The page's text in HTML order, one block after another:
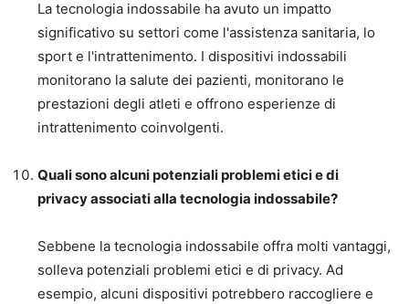
La tecnologia indossabile ha avuto un impatto
significativo su settori come l'assistenza sanitaria, lo
sport e l'intrattenimento. I dispositivi indossabili
monitorano la salute dei pazienti, monitorano le
prestazioni degli atleti e offrono esperienze di
intrattenimento coinvolgenti.
Quali sono alcuni potenziali problemi etici e di
privacy associati alla tecnologia indossabile?
Sebbene la tecnologia indossabile offra molti vantaggi,
solleva potenziali problemi etici e di privacy. Ad
esempio, alcuni dispositivi potrebbero raccogliere e